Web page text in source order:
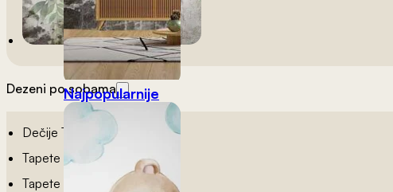
Dezeni po sobama
Dečije Tapete
Tapete Spavaća Soba
Tapete Dnevna Soba
Najpopularnije